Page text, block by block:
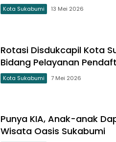
Kota Sukabumi 13 Mei 2026
Rotasi Disdukcapil Kota
Bidang Pelayanan
Kota Sukabumi 7 Mei 2026
Punya KIA, Anak-anak
Wisata Oasis Sukabumi